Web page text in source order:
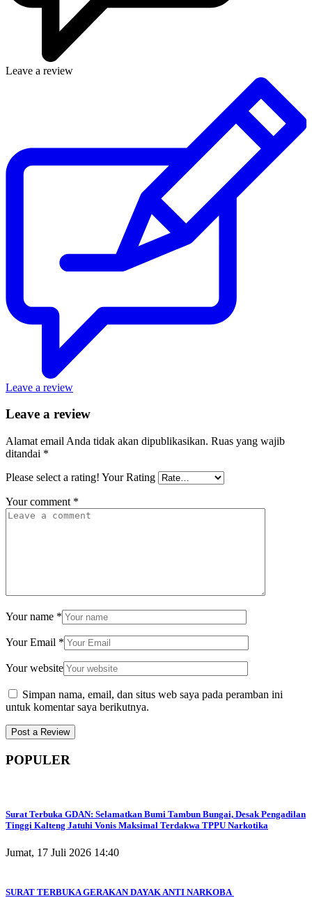
Leave a review
Leave a review
Leave a review
Alamat email Anda tidak akan dipublikasikan. Ruas yang wajib
ditandai *
Please select a rating! Your Rating
Your comment *
Your name *
Your Email *
Your website
Simpan nama, email, dan situs web saya pada peramban ini
untuk komentar saya berikutnya.
POPULER
Surat Terbuka GDAN: Selamatkan Bumi Tambun Bungai, Desak Pengadilan
Tinggi Kalteng Jatuhi Vonis Maksimal Terdakwa TPPU Narkotika
Jumat, 17 Juli 2026 14:40
SURAT TERBUKA GERAKAN DAYAK ANTI NARKOBA